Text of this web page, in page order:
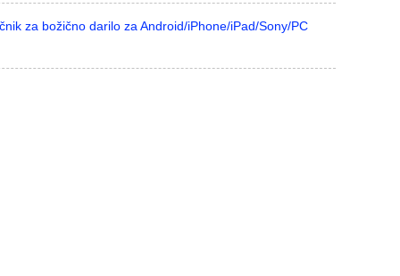
za božično darilo za Android/iPhone/iPad/Sony/PC